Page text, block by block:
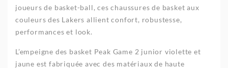
joueurs de basket-ball, ces chaussures de basket aux
couleurs des Lakersallient confort, robustesse,
performances et look.
L’empeigne des basket Peak Game 2 junior violette et
jaune est fabriquée avec des matériaux de haute